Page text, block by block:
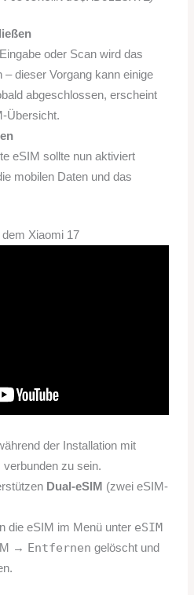
oder Scan wird das
– dieser Vorgang kann einige
abgeschlossen, erscheint
Übersicht.
eSIM sollte nun aktiviert
mobilen Daten und das
Xiaomi 17
der Installation mit
verbunden zu sein.
Dual-eSIM (zwei eSIM-
die eSIM im Menü unter eSIM
→ Entfernen gelöscht und